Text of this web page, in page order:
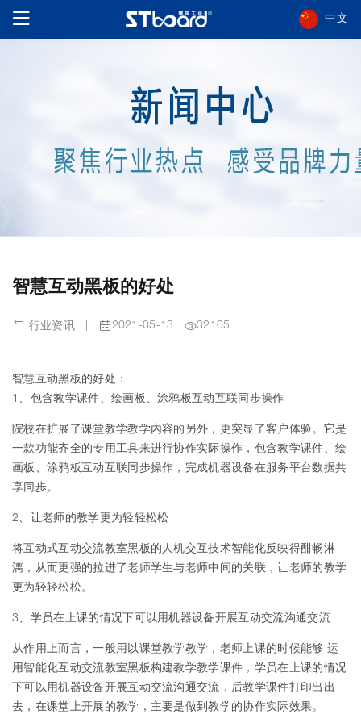
中文
智慧互动黑板的好处
行业资讯| 2021-05-13 32105
智慧互动黑板的好处：
1、包含教学课件、绘画板、涂鸦板互动互联同步操作
院校在扩展了课堂教学教学內容的另外，更突显了客户体验。它是
一款功能齐全的专用工具来进行协作实际操作，包含教学课件、绘
画板、涂鸦板互动互联同步操作，完成机器设备在服务平台数据共
享同歩。
2、让老师的教学更为轻轻松松
将互动式互动交流教室黑板的人机交互技术智能化反映得酣畅淋
漓，从而更强的拉进了老师学生与老师中间的关联，让老师的教学
更为轻轻松松。
3、学员在上课的情况下可以用机器设备开展互动交流沟通交流
从作用上而言，一般用以课堂教学教学，老师上课的时候能够 运
用智能化互动交流教室黑板构建教学教学课件，学员在上课的情况
下可以用机器设备开展互动交流沟通交流，后教学课件打印出出
去，在课堂上开展的教学，主要是做到教学的协作实际效果。